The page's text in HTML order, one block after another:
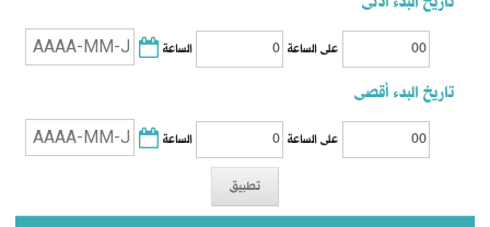
نسيت كلمة المرورعلى الساعة
تاريخ البدء أقصى
على الساعة
تطبيق